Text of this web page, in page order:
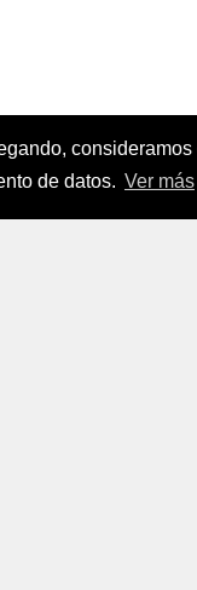
de datos. Ver más
FINAGRO.